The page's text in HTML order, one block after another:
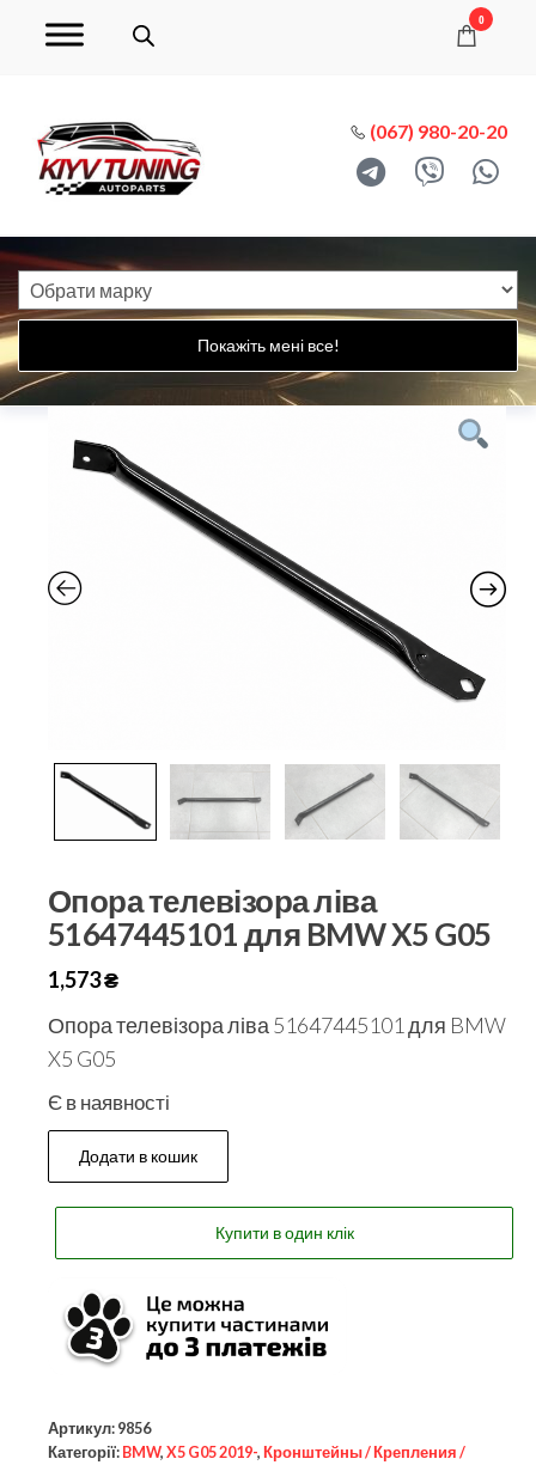
0
(067) 980-20-20
Покажіть мені все!
Опора телевізора ліва
51647445101 для BMW X5 G05
1,573₴
Опора телевізора ліва 51647445101 для BMW
X5 G05
Є в наявності
Додати в кошик
Купити в один клік
Артикул: 9856
Категорії: BMW, X5 G05 2019-, Кронштейны / Крепления /